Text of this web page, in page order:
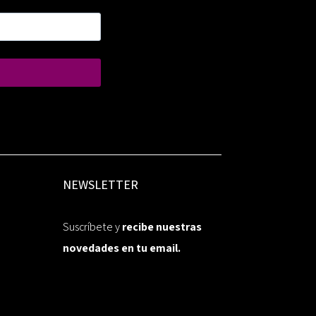
NEWSLETTER
Suscríbete yrecibe nuestras
novedades en tu email.